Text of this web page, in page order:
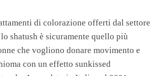
di colorazione offerti dal settore
shatush è sicuramente quello più
che vogliono donare movimento e
con un effetto sunkissed